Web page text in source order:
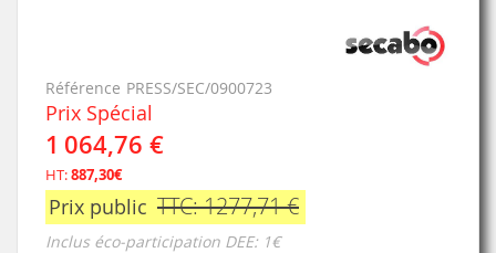
Référence PRESS/SEC/0900723
Prix Spécial
1 064,76 €
HT:887,30€
Prix public TTC: 1277,71 €
Inclus éco-participation DEE: 1€
gallery